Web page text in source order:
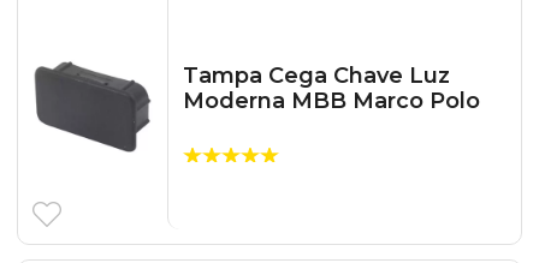
Tampa Cega Chave Luz
Moderna MBB Marco Polo